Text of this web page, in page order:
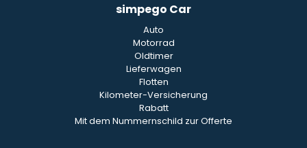
simpego Car
Auto
Motorrad
Oldtimer
Lieferwagen
Flotten
Kilometer-Versicherung
Rabatt
Mit dem Nummernschild zur Offerte